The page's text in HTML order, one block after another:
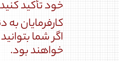
خود تأکید
کارفرمایان به
اگر شما
خواهند بود.